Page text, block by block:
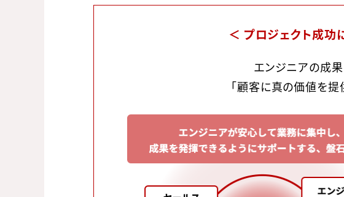
＜ プロジェクト成功
エンジニアの成
「顧客に真の価値を提